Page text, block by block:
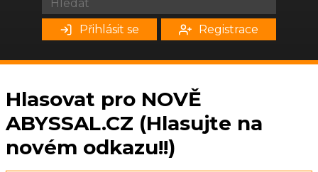
Přihlásit se Registrace
Hlasovat pro NOVĚ
ABYSSAL.CZ (Hlasujte na
novém odkazu!!)